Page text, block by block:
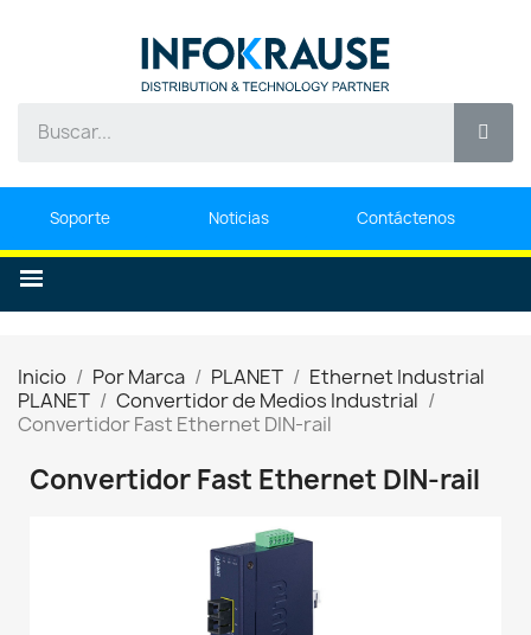
Soporte Noticias Contáctenos
Inicio Por Marca PLANET
Ethernet Industrial
PLANET
Convertidor de Medios Industrial
Convertidor Fast Ethernet DIN-rail
Convertidor Fast Ethernet DIN-rail